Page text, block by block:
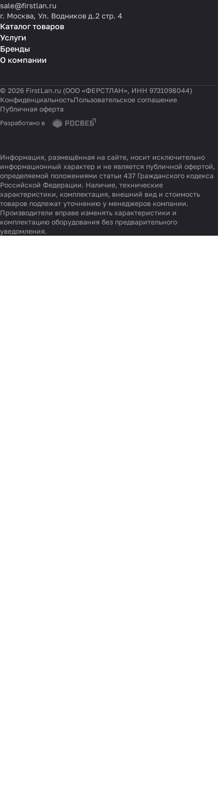
sale@firstlan.ru
г. Москва, Ул. Водников д.2 стр. 4
Каталог товаров
Услуги
Бренды
О компании
© 2026 FirstLan.ru (ООО «ФЕРСТЛАН», ИНН 9731098044)
КонфиденциальностьПользовательское соглашение
Публичная оферта
Разработано в
Информация, размещённая на сайте, носит исключительно
информационный характер и не является публичной офертой,
определяемой положениями статьи 437 Гражданского кодекса
Российской Федерации. Наличие, технические
характеристики, комплектация, внешний вид и стоимость
товаров подлежат уточнению у менеджеров компании.
Производители вправе изменять характеристики и
комплектацию оборудования без предварительного
уведомления.